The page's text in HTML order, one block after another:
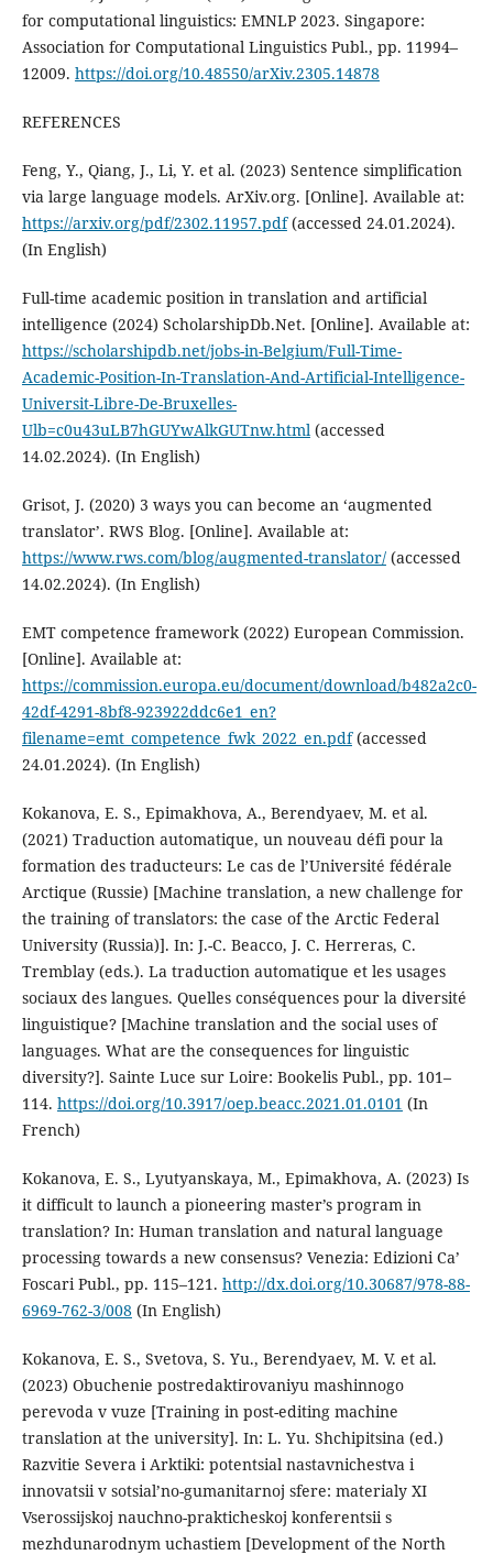
for computational linguistics: EMNLP 2023. Singapore:
Association for Computational Linguistics Publ., pp. 11994–
12009. https://doi.org/10.48550/arXiv.2305.14878
REFERENCES
Feng, Y., Qiang, J., Li, Y. et al. (2023) Sentence simplification
via large language models. ArXiv.org. [Online]. Available at:
https://arxiv.org/pdf/2302.11957.pdf(accessed 24.01.2024).
(In English)
Full-time academic position in translation and artificial
intelligence (2024) ScholarshipDb.Net. [Online]. Available at:
https://scholarshipdb.net/jobs-in-Belgium/Full-Time-
Academic-Position-In-Translation-And-Artificial-Intelligence-
Universit-Libre-De-Bruxelles-
Ulb=c0u43uLB7hGUYwAlkGUTnw.html (accessed
14.02.2024). (In English)
Grisot, J. (2020) 3 ways you can become an ‘augmented
translator’. RWS Blog. [Online]. Available at:
https://www.rws.com/blog/augmented-translator/(accessed
14.02.2024). (In English)
EMT competence framework (2022) European Commission.
[Online]. Available at:
https://commission.europa.eu/document/download/b482a2c0-
42df-4291-8bf8-923922ddc6e1_en?
filename=emt_competence_fwk_2022_en.pdf(accessed
24.01.2024). (In English)
Kokanova, E. S., Epimakhova, A., Berendyaev, M. et al.
(2021) Traduction automatique, un nouveau défi pour la
formation des traducteurs: Le cas de l’Université fédérale
Arctique (Russie) [Machine translation, a new challenge for
the training of translators: the case of the Arctic Federal
University (Russia)]. In: J.-C. Beacco, J. C. Herreras, C.
Tremblay (eds.). La traduction automatique et les usages
sociaux des langues. Quelles conséquences pour la diversité
linguistique? [Machine translation and the social uses of
languages. What are the consequences for linguistic
diversity?]. Sainte Luce sur Loire: Bookelis Publ., pp. 101–
114. https://doi.org/10.3917/oep.beacc.2021.01.0101 (In
French)
Kokanova, E. S., Lyutyanskaya, M., Epimakhova, A. (2023) Is
it difficult to launch a pioneering master’s program in
translation? In: Human translation and natural language
processing towards a new consensus? Venezia: Edizioni Ca’
Foscari Publ., pp. 115–121. http://dx.doi.org/10.30687/978-88-
6969-762-3/008(In English)
Kokanova, E. S., Svetova, S. Yu., Berendyaev, M. V. et al.
(2023) Obuchenie postredaktirovaniyu mashinnogo
perevoda v vuze [Training in post-editing machine
translation at the university]. In: L. Yu. Shchipitsina (ed.)
Razvitie Severa i Arktiki: potentsial nastavnichestva i
innovatsii v sotsial’no-gumanitarnoj sfere: materialy XI
Vserossijskoj nauchno-prakticheskoj konferentsii s
mezhdunarodnym uchastiem [Development of the North